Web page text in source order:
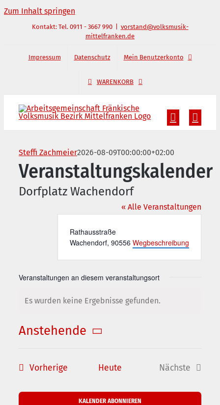
Zum Inhalt springen
Kontakt: Tel. 0911 - 3667 990
vorstand@volksmusik-
mittelfranken.de
Impressum Datenschutz Mein Benutzerkonto
WARENKORB
Steffi Zachmeier2026-08-09T00:00:00+02:00
Veranstaltungskalender
Dorfplatz Wachendorf
« Alle Veranstaltungen
Adresse
Rathausstraße
Wachendorf, 90556 Wegbeschreibung
Veranstaltungen an diesem veranstaltungsort
Es wurden keine Ergebnisse gefunden.
Anstehende
VorherigeVeranstaltungen
Heute
Nächste
KALENDER ABONNIEREN